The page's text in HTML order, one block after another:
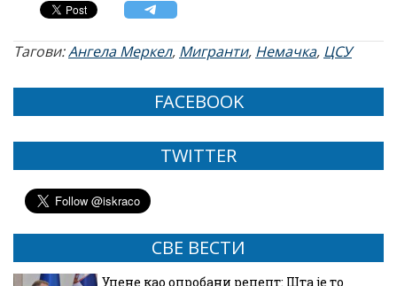
Тагови:Ангела Меркел, Мигранти, Немачка, ЦСУ
FACEBOOK
TWITTER
СВЕ ВЕСТИ
Уцене као опробани рецепт: Шта је то